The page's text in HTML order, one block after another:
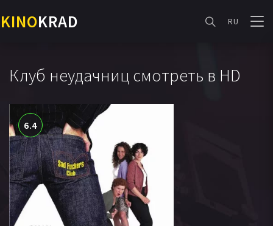
KINOKRAD RU
Клуб неудачниц смотреть в HD
6.4